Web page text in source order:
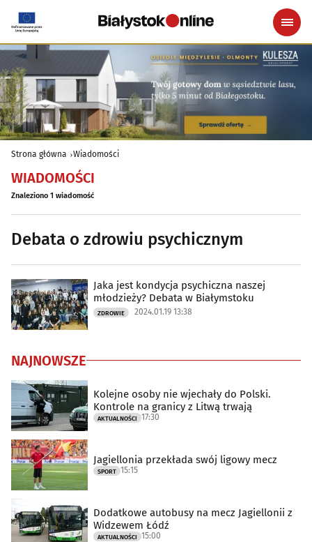
Strona główna Wiadomości
WIADOMOŚCI
Znaleziono 1 wiadomość
Debata o zdrowiu psychicznym
Jaka jest kondycja psychiczna naszej
młodzieży? Debata w Białymstoku
ZDROWIE 2024.01.19 13:38
NAJNOWSZE
Kolejne osoby nie wjechały do Polski.
Kontrole na granicy z Litwą trwają
AKTUALNOŚCI 17:30
Jagiellonia przekłada swój ligowy mecz
SPORT 15:15
Dodatkowe autobusy na mecz Jagiellonii z
Widzewem Łódź
AKTUALNOŚCI 15:00